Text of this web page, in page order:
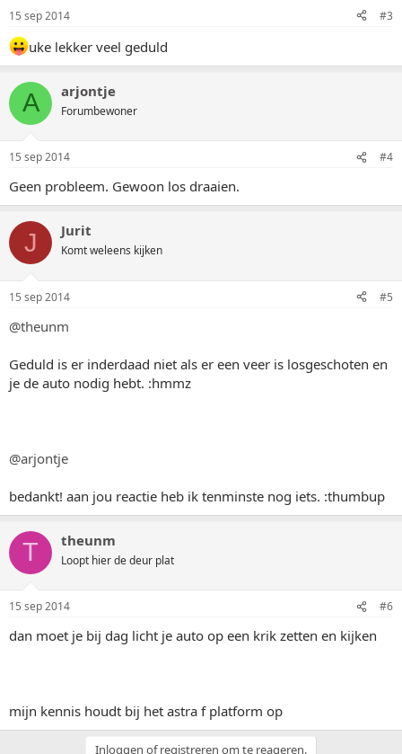
15 sep 2014 #3
uke lekker veel geduld
A arjontje
Forumbewoner
15 sep 2014 #4
Geen probleem. Gewoon los draaien.
J Jurit
Komt weleens kijken
15 sep 2014 #5
@theunm
Geduld is er inderdaad niet als er een veer is losgeschoten en
je de auto nodig hebt. :hmmz
@arjontje
bedankt! aan jou reactie heb ik tenminste nog iets. :thumbup
T theunm
Loopt hier de deur plat
15 sep 2014 #6
dan moet je bij dag licht je auto op een krik zetten en kijken
mijn kennis houdt bij het astra f platform op
Inloggen of registreren om te reageren.